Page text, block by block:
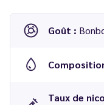
Goût :
Taux de